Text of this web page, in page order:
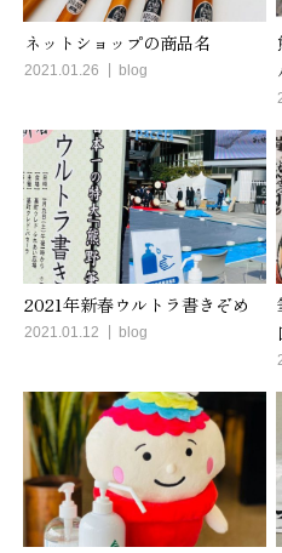
ネットショップの商品名
2021.01.26 blog
2021年新春ウルトラ書きぞめ
2021.01.12 blog